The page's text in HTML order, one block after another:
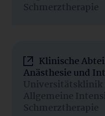
Schmerztherapie
Klinische
Anästhesie und
Universitätsklinik
Allgemeine
Schmerztherapie